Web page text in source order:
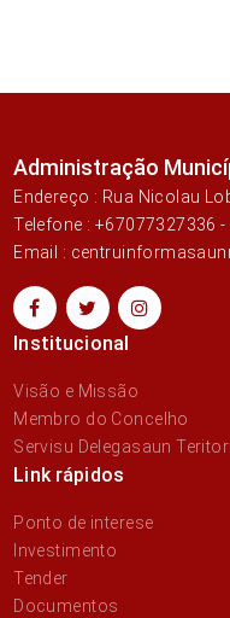
Administração
Endereço : Rua Nicolau
Telefone : +67077327336
Email :
Institucional
Visão e Missão
Membro do Concelho
Servisu Delegasaun
Link rápidos
Ponto de interese
Investimento
Tender
Documentos